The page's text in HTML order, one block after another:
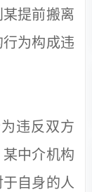
提前搬离
为构成违
违反双方
中介机构
自身的人